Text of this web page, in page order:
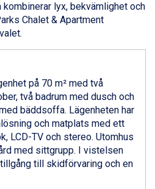
kr.
kr.
kr.
kr.
kr.
kr.
kr.
kr.
kr.
8.595 kr.
kr.
lyx, bekvämlighet och
Chalet & Apartment
på 70 m² med två
två badrum med dusch och
bäddsoffa. Lägenheten har
och matplats med ett
LCD-TV och stereo. Utomhus
med sittgrupp. I vistelsen
till skidförvaring och en